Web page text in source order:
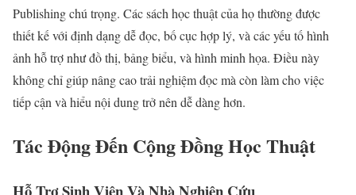
Publishing chú trọng. Các sách học thuật của họ thường được
thiết kế với định dạng dễ đọc, bố cục hợp lý, và các yếu tố hình
ảnh hỗ trợ như đồ thị, bảng biểu, và hình minh họa. Điều này
không chỉ giúp nâng cao trải nghiệm đọc mà còn làm cho việc
tiếp cận và hiểu nội dung trở nên dễ dàng hơn.
Tác Động Đến Cộng Đồng Học Thuật
Hỗ Trợ Sinh Viên Và Nhà Nghiên Cứu